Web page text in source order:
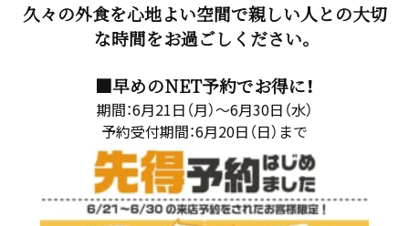
久々の外食を心地よい空間で親しい人との大切
な時間をお過ごしください。
■早めのNET予約でお得に！
期間：6月21日（月）～6月30日（水）
予約受付期間：6月20日（日）まで